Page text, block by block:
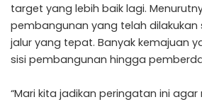
target yang lebih baik lagi.
pembangunan yang telah
jalur yang tepat. Banyak kemajuan
sisi pembangunan hingga
“Mari kita jadikan peringatan ini